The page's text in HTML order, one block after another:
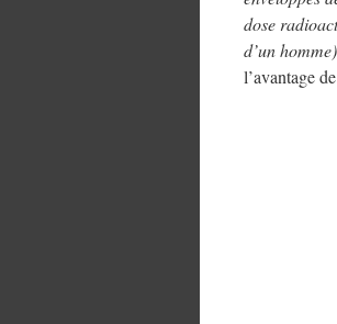
dose
d’un homme)
l’avantage